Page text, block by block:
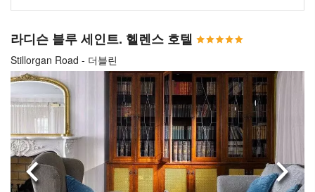
라디슨 블루 세인트. 헬렌스 호텔
Stillorgan Road - 더블린
이전으로 다음